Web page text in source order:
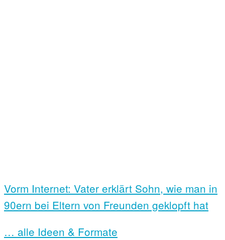
Vorm Internet: Vater erklärt Sohn, wie man in
90ern bei Eltern von Freunden geklopft hat
… alle Ideen & Formate